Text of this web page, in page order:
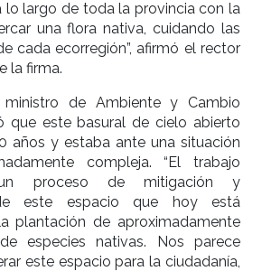
lo largo de toda la provincia con la
una flora nativa, cuidando las
cada ecorregión”, afirmó el rector
la firma.
de Ambiente y Cambio
que este basural de cielo abierto
años y estaba ante una situación
compleja. “El trabajo
proceso de mitigación y
este espacio que hoy está
plantación de aproximadamente
especies nativas. Nos parece
este espacio para la ciudadanía,